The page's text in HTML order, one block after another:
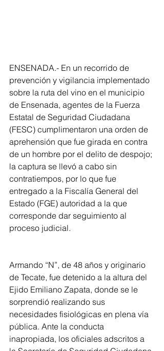
ENSENADA.- En un recorrido de
prevención y vigilancia implementado
sobre la ruta del vino en el municipio
de Ensenada, agentes de la Fuerza
Estatal de Seguridad Ciudadana
(FESC) cumplimentaron una orden de
aprehensión que fue girada en contra
de un hombre por el delito de despojo;
la captura se llevó a cabo sin
contratiempos, por lo que fue
entregado a la Fiscalía General del
Estado (FGE) autoridad a la que
corresponde dar seguimiento al
proceso judicial.
Armando “N”, de 48 años y originario
de Tecate, fue detenido a la altura del
Ejido Emiliano Zapata, donde se le
sorprendió realizando sus
necesidades fisiológicas en plena vía
pública. Ante la conducta
inapropiada, los oficiales adscritos a